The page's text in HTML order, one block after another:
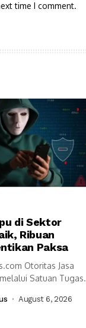
time I comment.
di Sektor
Ribuan
Paksa
Otoritas Jasa
Satuan Tugas
August 6, 2026